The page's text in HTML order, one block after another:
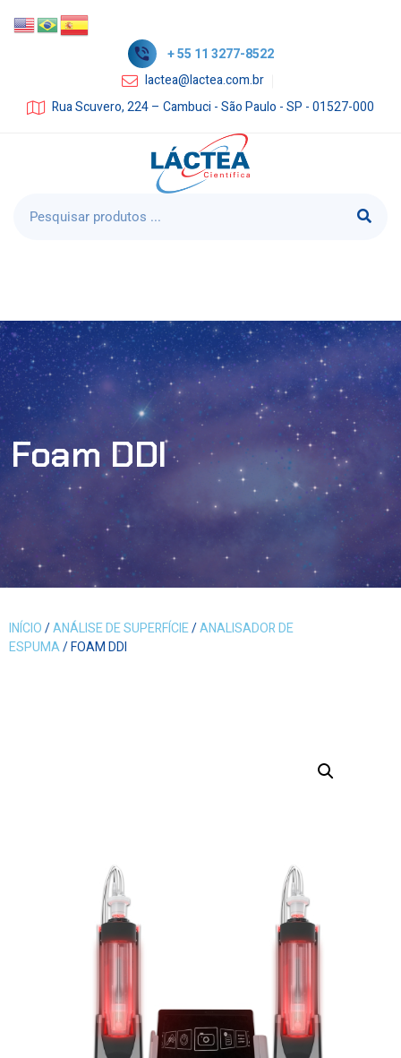
+ 55 11 3277-8522
lactea@lactea.com.br
Rua Scuvero, 224 – Cambuci - São Paulo - SP - 01527-000
Foam DDI
INÍCIO/ANÁLISE DE SUPERFÍCIE/ANALISADOR DE
ESPUMA/ FOAM DDI